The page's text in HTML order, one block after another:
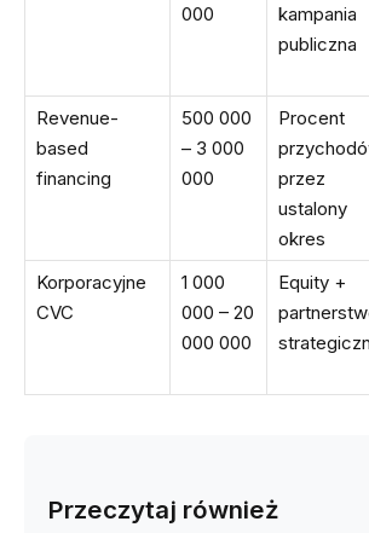
000
kampania
publiczna
Revenue-
based
financing
500 000
– 3 000
000
Procent
przez
ustalony
okres
Korporacyjne
CVC
1 000
000 – 20
000 000
Equity +
Przeczytaj również